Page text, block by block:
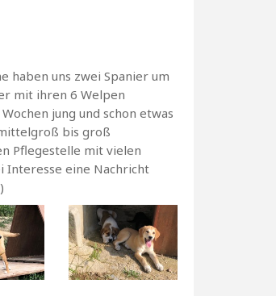
haben uns zwei Spanier um
mit ihren 6 Welpen
jung und schon etwas
bis groß
Pflegestelle mit vielen
Interesse eine Nachricht